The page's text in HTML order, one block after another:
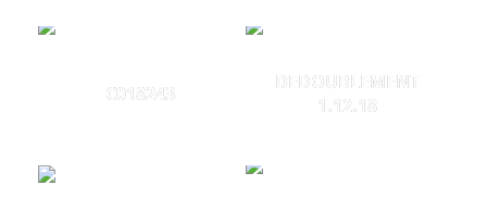
C018243
DEDOUBLEMENT
1.12.18